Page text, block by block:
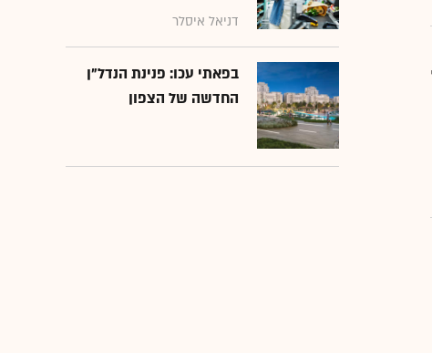
דניאל איסלר
בפאתי עכו: פנינת הנדל"ן
החדשה של הצפון